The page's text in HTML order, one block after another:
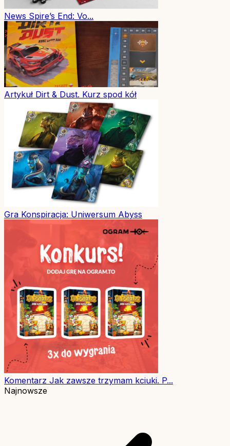
News Spire’s End: Vo...
Artykuł Dirt & Dust. Kurz spod kół
Gra Konspiracja: Uniwersum Abyss
Komentarz Jak zawsze trzymam kciuki. P...
Najnowsze